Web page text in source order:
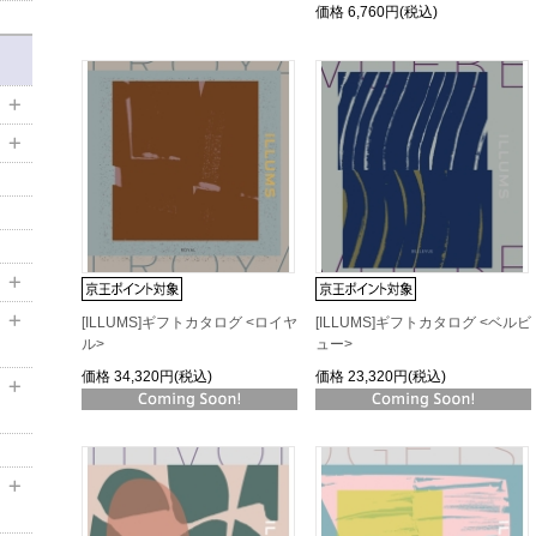
価格 6,760円(税込)
[ILLUMS]ギフトカタログ <ロイヤ
ル>
価格 34,320円(税込)
[ILLUMS]ギフトカタログ <ベルビ
ュー>
価格 23,320円(税込)